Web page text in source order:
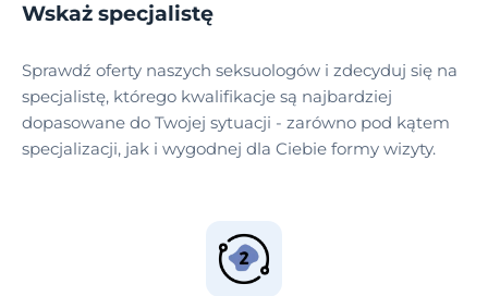
Wskaż specjalistę
Sprawdź oferty naszych seksuologów i zdecyduj się na
specjalistę, którego kwalifikacje są najbardziej
dopasowane do Twojej sytuacji - zarówno pod kątem
specjalizacji, jak i wygodnej dla Ciebie formy wizyty.